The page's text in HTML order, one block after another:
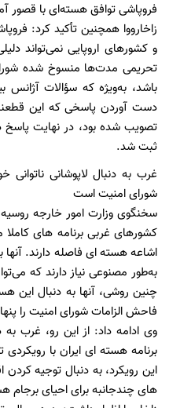
فروپاشی توافق هسته‌ای با قصور
زاخارووا همچنین تأکید کرد:
و کشورهای اروپایی نمی‌تواند
تحریمی مدت‌ها منسوخ شده
باشد، به‌ویژه که سؤالات آژانس
دست آوردن پاسخی که این
تصویب شده بود، در نهایت
ثبت شد.
غرب به دنبال لاپوشانی
شورای امنیت است
سخنگوی وزارت امور خارجه
کشورهای غربی برنامه های کاملا
اشاعه هسته ای فاصله دارند. آنها
به‌طور مصنوعی نیاز دارند که
چنین روشی، آنها به دنبال این
فاحش الزامات شورای امنیت را
وی ادامه داد: از این رو، غرب به
برنامه هسته ای ایران با
این رویکرد،‌ به دنبال توجیه
های چندجانبه برای احیای برجام